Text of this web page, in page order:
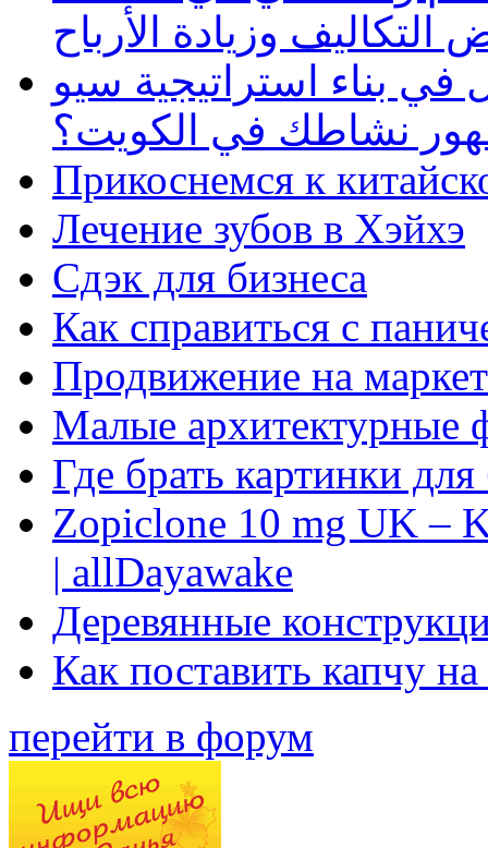
وزيادة الأرباح
بناء استراتيجية سيو
نشاطك في الكويت؟
Прикоснемся к
Лечение зубов в Хэйхэ
Сдэк для бизнеса
Как справиться с
Продвижение на
Малые архитектурные
Где брать картинки
Zopiclone 10 mg UK –
| allDayawake
Деревянные
Как поставить капчу
перейти в форум